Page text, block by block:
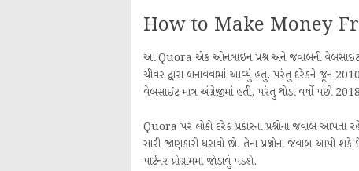
How to Make Money
આ Quora એક ઓનલાઇન પ્રશ્ન અને જવાબની વેબસાઇટ
ચીવર દ્વારા બનાવવામાં આવ્યું હતું. પરંતુ દરેકને જૂન
વેબસાઈટ માત્ર અંગ્રેજીમાં હતી, પરંતુ થોડા વર્ષો પછી
Quora પર લોકો દરેક પ્રકારના પ્રશ્નોના જવાબ
સારી જાણકારી ધરાવો છો. તેના પ્રશ્નોના જવાબ
પાર્ટનર પ્રોગ્રામમાં જોડાવું પડશે.